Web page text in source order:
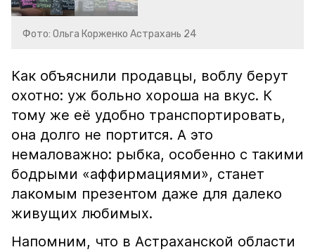
Фото: Ольга Корженко Астрахань 24
Как объяснили продавцы, воблу берут
охотно: уж больно хороша на вкус. К
тому же её удобно транспортировать,
она долго не портится. А это
немаловажно: рыбка, особенно с такими
бодрыми «аффирмациями», станет
лакомым презентом даже для далеко
живущих любимых.
Напомним, что в Астраханской области